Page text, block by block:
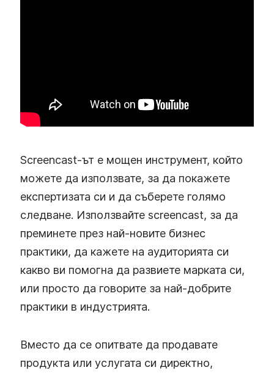
Screencast-ът е мощен инструмент, който
можете да използвате, за да покажете
експертизата си и да съберете голямо
следване. Използвайте screencast, за да
преминете през най-новите бизнес
практики, да кажете на аудиторията си
какво ви помогна да развиете марката си,
или просто да говорите за най-добрите
практики в индустрията.
Вместо да се опитвате да продавате
продукта или услугата си директно,